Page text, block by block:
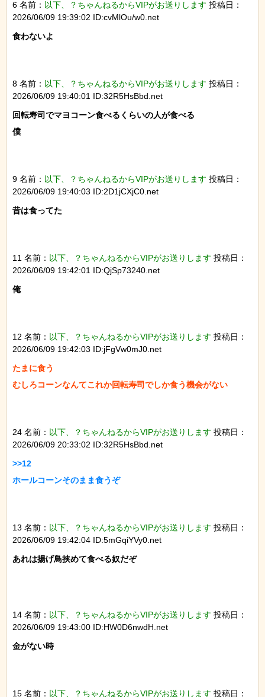
6 名前： 以下、？ちゃんねるからVIPがお送りします 投稿日：
2026/06/09 19:39:02 ID:cvMlOu/w0.net
食わないよ
8 名前： 以下、？ちゃんねるからVIPがお送りします 投稿日：
2026/06/09 19:40:01 ID:32R5HsBbd.net
回転寿司でマヨコーン食べるくらいの人が食べる
僕
9 名前： 以下、？ちゃんねるからVIPがお送りします 投稿日：
2026/06/09 19:40:03 ID:2D1jCXjC0.net
昔は食ってた
11 名前： 以下、？ちゃんねるからVIPがお送りします 投稿日：
2026/06/09 19:42:01 ID:QjSp73240.net
俺
12 名前： 以下、？ちゃんねるからVIPがお送りします 投稿日：
2026/06/09 19:42:03 ID:jFgVw0mJ0.net
たまに食う
むしろコーンなんてこれか回転寿司でしか食う機会がない
24 名前： 以下、？ちゃんねるからVIPがお送りします 投稿日：
2026/06/09 20:33:02 ID:32R5HsBbd.net
>>12
ホールコーンそのまま食うぞ
13 名前： 以下、？ちゃんねるからVIPがお送りします 投稿日：
2026/06/09 19:42:04 ID:5mGqiYVy0.net
あれは揚げ鳥挟めて食べる奴だぞ
14 名前： 以下、？ちゃんねるからVIPがお送りします 投稿日：
2026/06/09 19:43:00 ID:HW0D6nwdH.net
金がない時
15 名前： 以下、？ちゃんねるからVIPがお送りします 投稿日：